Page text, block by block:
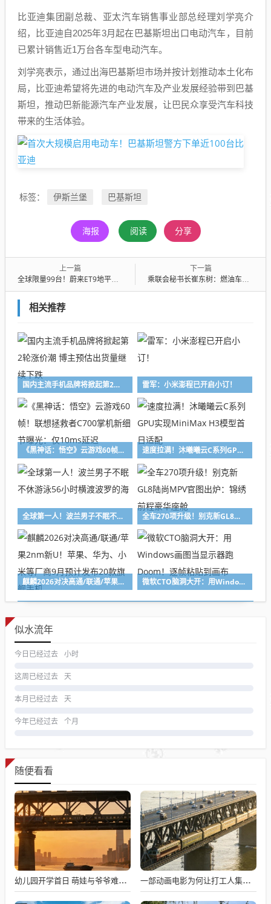
比亚迪集团副总裁、亚太汽车销售事业部总经理刘学亮介
绍，比亚迪自2025年3月起在巴基斯坦出口电动汽车，目前
已累计销售近1万台各车型电动汽车。
刘学亮表示，通过出海巴基斯坦市场并按计划推动本土化布
局，比亚迪希望将先进的电动汽车及产业发展经验带到巴基
斯坦，推动巴新能源汽车产业发展，让巴民众享受汽车科技
带来的生活体验。
标签： 伊斯兰堡 巴基斯坦
海报 阅读 分享
上一篇
全球限量99台！蔚来ET9地平线“极境逐光”特别版上市：83.8万起
下一篇
乘联会秘书长崔东树：燃油车内销崩塌 20/30/40万国产车零售占比均超50%
相关推荐
国内主流手机品牌将掀起第2轮涨价潮 博主预估出货量继续下跌 雷军：小米澎程已开启小订！
《黑神话：悟空》云游戏60帧！联想拯救者C700掌机新细节曝光：仅10ms延迟 速度拉满！沐曦曦云C系列GPU实现MiniMax H3模型首日适配
全球第一人！波兰男子不眠不休游泳56小时横渡波罗的海 全车270项升级！别克新GL8陆尚MPV官图出炉：锦绣前程豪华座舱
麒麟2026对决高通/联通/苹果2nm新U！苹果、华为、小米等厂商9月预计发布20款旗舰手机 微软CTO脑洞大开：用Windows画图当显示器跑Doom！逐帧粘贴到画布
似水流年
今日已经过去 小时
这周已经过去 天
本月已经过去 天
今年已经过去 个月
随便看看
幼儿园开学首日 萌娃与爷爷难舍难分 一部动画电影为何让打工人集体破防